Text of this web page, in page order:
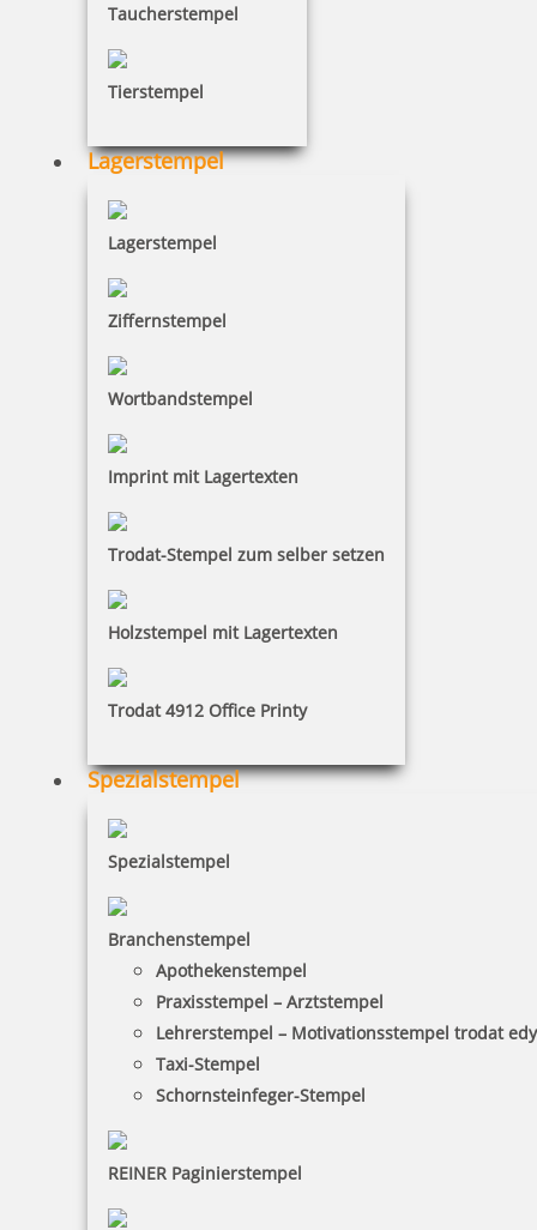
Taucherstempel
Tierstempel
Lagerstempel
Lagerstempel
Ziffernstempel
Wortbandstempel
Imprint mit Lagertexten
Trodat-Stempel zum selber setzen
Holzstempel mit Lagertexten
Trodat 4912 Office Printy
Spezialstempel
Spezialstempel
Branchenstempel
Apothekenstempel
Praxisstempel – Arztstempel
Lehrerstempel – Motivationsstempel trodat
Taxi-Stempel
Schornsteinfeger-Stempel
REINER Paginierstempel